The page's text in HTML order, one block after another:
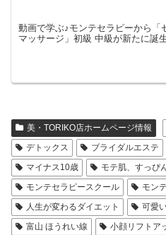
動画で学ぶ♪モンテセラピーから「
マッサージ」初級 中級が新たに誕
美・TORIKO店ホームページ情報
デトックス
ブライダルエステ
マイナス10歳
モテ肌、すっぴ
モンテセラピースクール
モン
人生が変わるダイエット
可愛
富山 ほうれい線
小顔リフトア